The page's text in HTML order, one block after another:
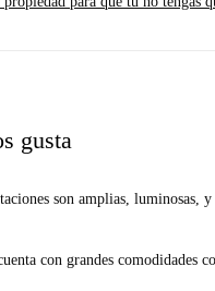
gusta
son amplias, luminosas, y
con grandes comodidades